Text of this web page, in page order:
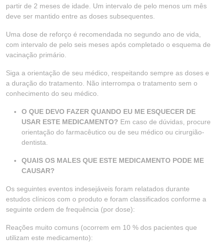
partir de 2 meses de idade. Um intervalo de pelo menos um mês
deve ser mantido entre as doses subsequentes.
Uma dose de reforço é recomendada no segundo ano de vida,
com intervalo de pelo seis meses após completado o esquema de
vacinação primário.
Siga a orientação de seu médico, respeitando sempre as doses e
a duração do tratamento. Não interrompa o tratamento sem o
conhecimento do seu médico.
O QUE DEVO FAZER QUANDO EU ME ESQUECER DE
USAR ESTE MEDICAMENTO? Em caso de dúvidas, procure
orientação do farmacêutico ou de seu médico ou cirurgião-
dentista.
QUAIS OS MALES QUE ESTE MEDICAMENTO PODE ME
CAUSAR?
Os seguintes eventos indesejáveis foram relatados durante
estudos clínicos com o produto e foram classificados conforme a
seguinte ordem de frequência (por dose):
Reações muito comuns (ocorrem em 10 % dos pacientes que
utilizam este medicamento):